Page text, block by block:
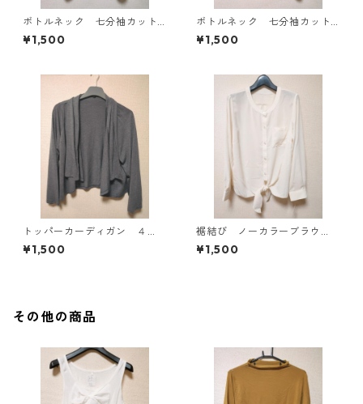
ボトルネック 七分袖カット
ソー ４Ｌ マスタード KA
E-4816
¥1,500
ボトルネック 七分袖カット
ソー ４Ｌ ティールグリー
ン KAE-4815
¥1,500
トッパーカーディガン ４
Ｌ グレー KAE-4814
¥1,500
裾結び ノーカラーブラウ
ス ３Ｌ アイボリー KAE-
4813
¥1,500
その他の商品